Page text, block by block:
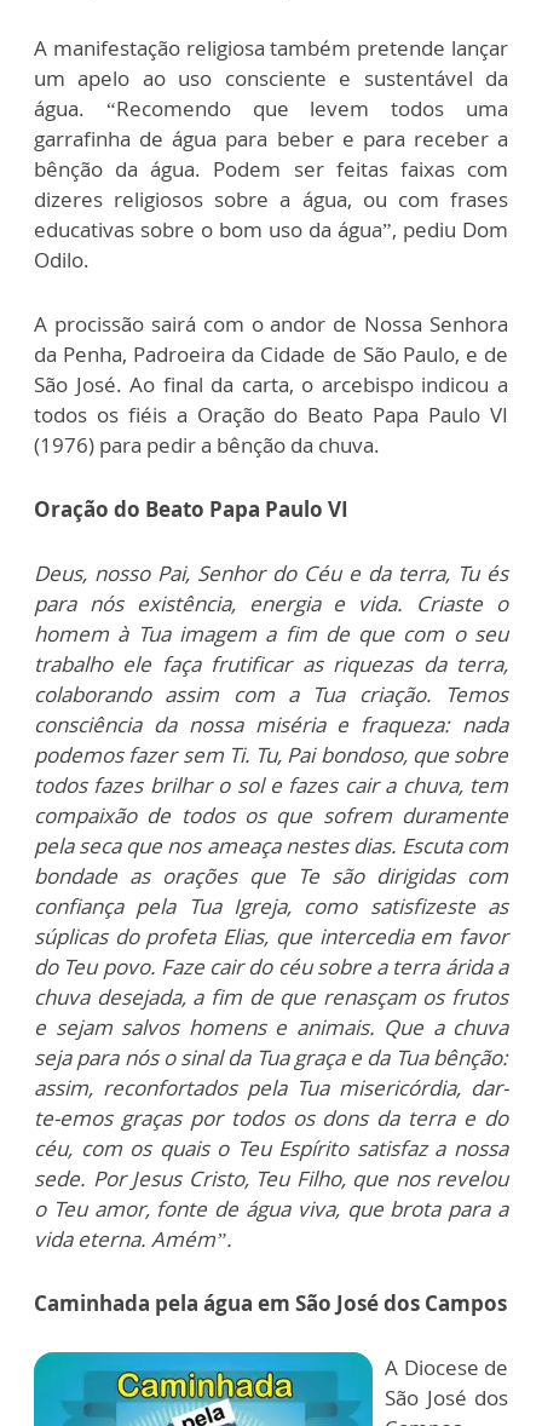
A manifestação religiosa também pretende lançar
um apelo ao uso consciente e sustentável da
água. “Recomendo que levem todos uma
garrafinha de água para beber e para receber a
bênção da água. Podem ser feitas faixas com
dizeres religiosos sobre a água, ou com frases
educativas sobre o bom uso da água”, pediu Dom
Odilo.
A procissão sairá com o andor de Nossa Senhora
da Penha, Padroeira da Cidade de São Paulo, e de
São José. Ao final da carta, o arcebispo indicou a
todos os fiéis a Oração do Beato Papa Paulo VI
(1976) para pedir a bênção da chuva.
Oração do Beato Papa Paulo VI
Deus, nosso Pai, Senhor do Céu e da terra, Tu és
para nós existência, energia e vida. Criaste o
homem à Tua imagem a fim de que com o seu
trabalho ele faça frutificar as riquezas da terra,
colaborando assim com a Tua criação. Temos
consciência da nossa miséria e fraqueza: nada
podemos fazer sem Ti. Tu, Pai bondoso, que sobre
todos fazes brilhar o sol e fazes cair a chuva, tem
compaixão de todos os que sofrem duramente
pela seca que nos ameaça nestes dias. Escuta com
bondade as orações que Te são dirigidas com
confiança pela Tua Igreja, como satisfizeste as
súplicas do profeta Elias, que intercedia em favor
do Teu povo. Faze cair do céu sobre a terra árida a
chuva desejada, a fim de que renasçam os frutos
e sejam salvos homens e animais. Que a chuva
seja para nós o sinal da Tua graça e da Tua bênção:
assim, reconfortados pela Tua misericórdia, dar-
te-emos graças por todos os dons da terra e do
céu, com os quais o Teu Espírito satisfaz a nossa
sede. Por Jesus Cristo, Teu Filho, que nos revelou
o Teu amor, fonte de água viva, que brota para a
vida eterna. Amém”.
Caminhada pela água em São José dos Campos
A Diocese de
São José dos